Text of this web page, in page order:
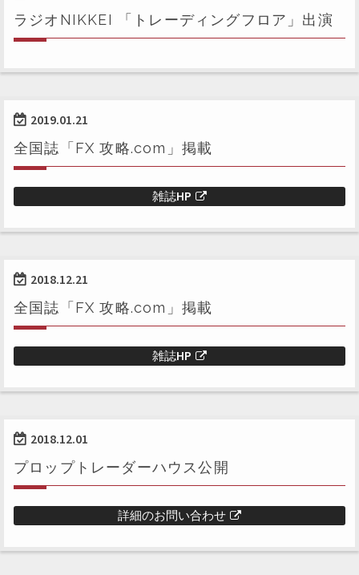
ラジオNIKKEI 「トレーディングフロア」出演
2019.01.21
全国誌「FX 攻略.com」掲載
雑誌HP
2018.12.21
全国誌「FX 攻略.com」掲載
雑誌HP
2018.12.01
プロップトレーダーハウス公開
詳細のお問い合わせ